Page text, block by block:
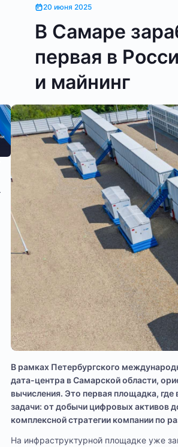
20 июня 2025
В Самаре
первая в
и майнинг
В рамках Петербургского
дата-центра в Самарской области,
вычисления. Это первая площадка,
задачи: от добычи цифровых активов
комплексной стратегии компании по
На инфраструктурной площадке уже